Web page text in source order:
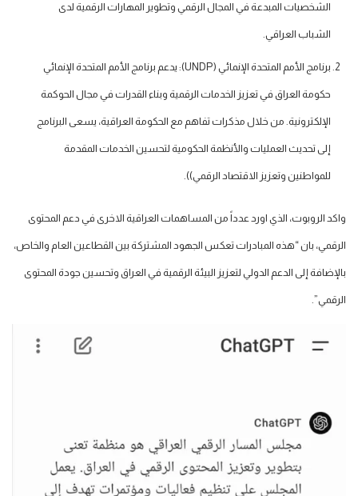
الشخصيات المبدعة في المجال الرقمي وتطوير المهارات الرقمية لدى
الشباب العراقي.
برنامج الأمم المتحدة الإنمائي (UNDP): يدعم برنامج الأمم المتحدة الإنمائي
حكومة العراق في تعزيز الخدمات الرقمية وبناء القدرات في مجال الحوكمة
الإلكترونية. من خلال مذكرات تفاهم مع الحكومة العراقية، يسعى البرنامج
إلى تحديث العمليات والأنظمة الحكومية لتحسين الخدمات المقدمة
للمواطنين وتعزيز الاقتصاد الرقمي)).
واكد الروبوت، الذي اورد عدداً من المساهمات العراقية الاخرى في دعم المحتوى
الرقمي، بان “هذه المبادرات تعكس الجهود المشتركة بين القطاعين العام والخاص،
بالإضافة إلى الدعم الدولي لتعزيز البيئة الرقمية في العراق وتحسين جودة المحتوى
الرقمي”.